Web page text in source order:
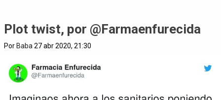
Plot twist, por @Farmaenfurecida
Por Baba 27 abr 2020, 21:30